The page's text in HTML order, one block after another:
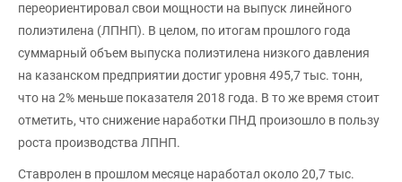
переориентировал свои мощности на выпуск линейного
полиэтилена (ЛПНП). В целом, по итогам прошлого года
суммарный объем выпуска полиэтилена низкого давления
на казанском предприятии достиг уровня 495,7 тыс. тонн,
что на 2% меньше показателя 2018 года. В то же время стоит
отметить, что снижение наработки ПНД произошло в пользу
роста производства ЛПНП.
Ставролен в прошлом месяце наработал около 20,7 тыс.